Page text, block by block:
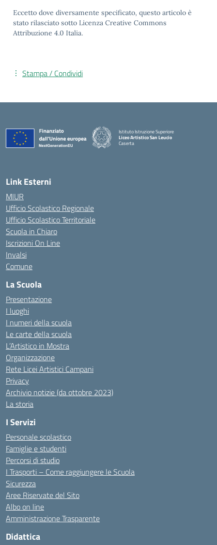
Eccetto dove diversamente specificato, questo articolo è
stato rilasciato sotto Licenza Creative Commons
Attribuzione 4.0 Italia.
Stampa / Condividi
Istituto Istruzione Superiore
Liceo Artistico San Leucio
Caserta
Link Esterni
MIUR
Ufficio Scolastico Regionale
Ufficio Scolastico Territoriale
Scuola in Chiaro
Iscrizioni On Line
Invalsi
Comune
La Scuola
Presentazione
I luoghi
I numeri della scuola
Le carte della scuola
L’Artistico in Mostra
Organizzazione
Rete Licei Artistici Campani
Privacy
Archivio notizie (da ottobre 2023)
La storia
I Servizi
Personale scolastico
Famiglie e studenti
Percorsi di studio
I Trasporti – Come raggiungere le Scuola
Sicurezza
Aree Riservate del Sito
Albo on line
Amministrazione Trasparente
Didattica